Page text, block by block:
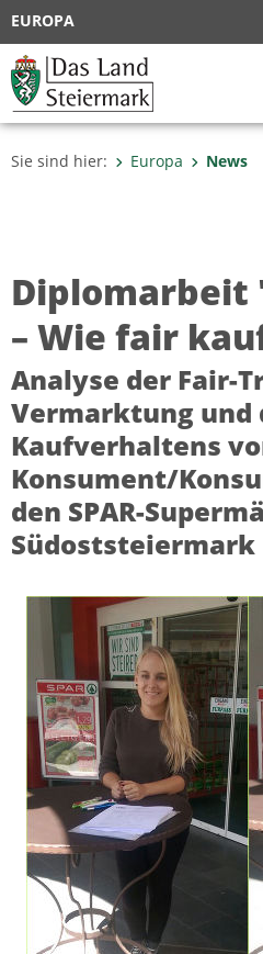
EUROPA
Sie sind hier: Europa News
Diplomarbeit
– Wie fair
Analyse der Fair-
Vermarktung und
Kaufverhaltens
Konsument/
den SPAR-
Südoststeiermark